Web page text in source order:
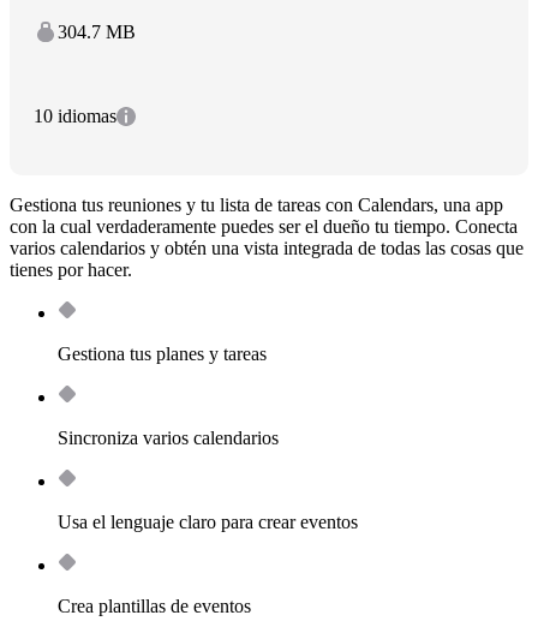
304.7 MB
10 idiomas
Gestiona tus reuniones y tu lista de tareas con Calendars, una app
con la cual verdaderamente puedes ser el dueño tu tiempo. Conecta
varios calendarios y obtén una vista integrada de todas las cosas que
tienes por hacer.
Gestiona tus planes y tareas
Sincroniza varios calendarios
Usa el lenguaje claro para crear eventos
Crea plantillas de eventos